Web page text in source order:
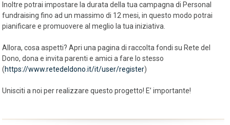
Inoltre potrai impostare la durata della tua campagna di Personal
fundraising fino ad un massimo di 12 mesi, in questo modo potrai
pianificare e promuovere al meglio la tua iniziativa.
Allora, cosa aspetti? Apri una pagina di raccolta fondi su Rete del
Dono, dona e invita parenti e amici a fare lo stesso
(https://www.retedeldono.it/it/user/register)
Unisciti a noi per realizzare questo progetto! E’ importante!